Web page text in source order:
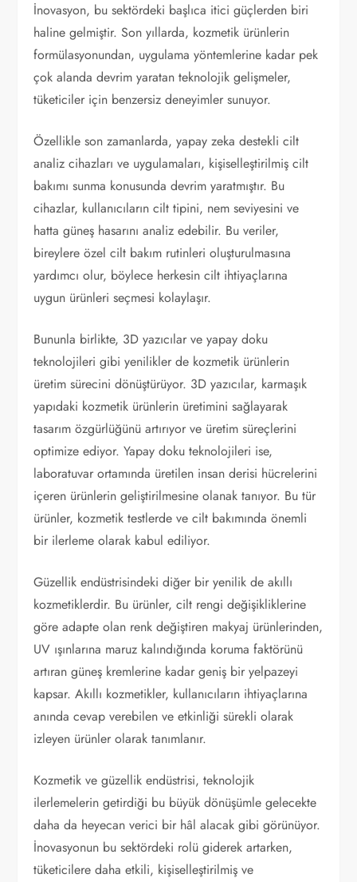
İnovasyon, bu sektördeki başlıca itici güçlerden biri
haline gelmiştir. Son yıllarda, kozmetik ürünlerin
formülasyonundan, uygulama yöntemlerine kadar pek
çok alanda devrim yaratan teknolojik gelişmeler,
tüketiciler için benzersiz deneyimler sunuyor.
Özellikle son zamanlarda, yapay zeka destekli cilt
analiz cihazları ve uygulamaları, kişiselleştirilmiş cilt
bakımı sunma konusunda devrim yaratmıştır. Bu
cihazlar, kullanıcıların cilt tipini, nem seviyesini ve
hatta güneş hasarını analiz edebilir. Bu veriler,
bireylere özel cilt bakım rutinleri oluşturulmasına
yardımcı olur, böylece herkesin cilt ihtiyaçlarına
uygun ürünleri seçmesi kolaylaşır.
Bununla birlikte, 3D yazıcılar ve yapay doku
teknolojileri gibi yenilikler de kozmetik ürünlerin
üretim sürecini dönüştürüyor. 3D yazıcılar, karmaşık
yapıdaki kozmetik ürünlerin üretimini sağlayarak
tasarım özgürlüğünü artırıyor ve üretim süreçlerini
optimize ediyor. Yapay doku teknolojileri ise,
laboratuvar ortamında üretilen insan derisi hücrelerini
içeren ürünlerin geliştirilmesine olanak tanıyor. Bu tür
ürünler, kozmetik testlerde ve cilt bakımında önemli
bir ilerleme olarak kabul ediliyor.
Güzellik endüstrisindeki diğer bir yenilik de akıllı
kozmetiklerdir. Bu ürünler, cilt rengi değişikliklerine
göre adapte olan renk değiştiren makyaj ürünlerinden,
UV ışınlarına maruz kalındığında koruma faktörünü
artıran güneş kremlerine kadar geniş bir yelpazeyi
kapsar. Akıllı kozmetikler, kullanıcıların ihtiyaçlarına
anında cevap verebilen ve etkinliği sürekli olarak
izleyen ürünler olarak tanımlanır.
Kozmetik ve güzellik endüstrisi, teknolojik
ilerlemelerin getirdiği bu büyük dönüşümle gelecekte
daha da heyecan verici bir hâl alacak gibi görünüyor.
İnovasyonun bu sektördeki rolü giderek artarken,
tüketicilere daha etkili, kişiselleştirilmiş ve